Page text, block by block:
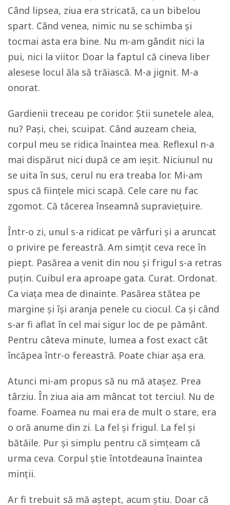
Când lipsea, ziua era stricată, ca un bibelou
spart. Când venea, nimic nu se schimba și
tocmai asta era bine. Nu m-am gândit nici la
pui, nici la viitor. Doar la faptul că cineva liber
alesese locul ăla să trăiască. M-a jignit. M-a
onorat.
Gardienii treceau pe coridor. Știi sunetele alea,
nu? Pași, chei, scuipat. Când auzeam cheia,
corpul meu se ridica înaintea mea. Reflexul n-a
mai dispărut nici după ce am ieșit. Niciunul nu
se uita în sus, cerul nu era treaba lor. Mi-am
spus că fiinţele mici scapă. Cele care nu fac
zgomot. Că tăcerea înseamnă supraviețuire.
Într-o zi, unul s-a ridicat pe vârfuri și a aruncat
o privire pe fereastră. Am simțit ceva rece în
piept. Pasărea a venit din nou și frigul s-a retras
puțin. Cuibul era aproape gata. Curat. Ordonat.
Ca viaţa mea de dinainte. Pasărea stătea pe
margine și își aranja penele cu ciocul. Ca și când
s-ar fi aflat în cel mai sigur loc de pe pământ.
Pentru câteva minute, lumea a fost exact cât
încăpea într-o fereastră. Poate chiar așa era.
Atunci mi-am propus să nu mă atașez. Prea
târziu. În ziua aia am mâncat tot terciul. Nu de
foame. Foamea nu mai era de mult o stare, era
o oră anume din zi. La fel și frigul. La fel și
bătăile. Pur și simplu pentru că simţeam că
urma ceva. Corpul știe întotdeauna înaintea
minţii.
Ar fi trebuit să mă aștept, acum știu. Doar că